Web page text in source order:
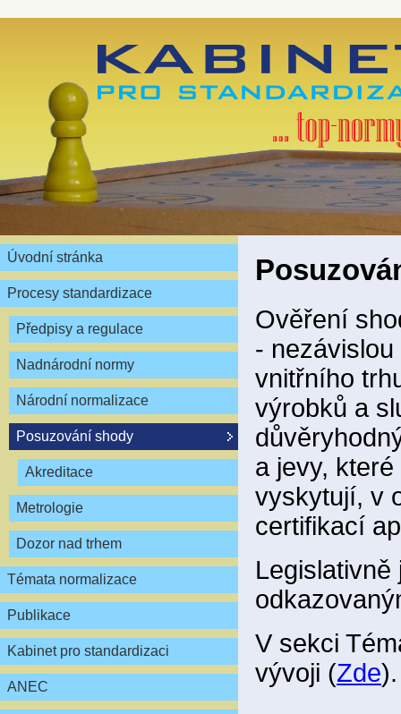
Úvodní stránka
Procesy standardizace
Předpisy a regulace
Nadnárodní normy
Národní normalizace
Posuzování shody
Akreditace
Metrologie
Dozor nad trhem
Témata normalizace
Publikace
Kabinet pro standardizaci
ANEC
Ověření
-
vnitřního
výrobků a
a jevy,
vyskytují, v
certifikací
V sekci
vývoji (Zde).